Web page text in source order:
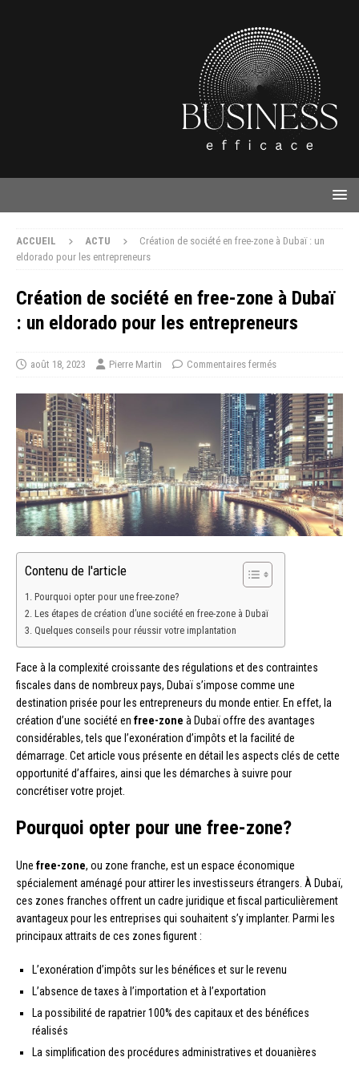
ACCUEIL ACTU
Création de société en free-zone à Dubaï : un
eldorado pour les entrepreneurs
Création de société en free-zone à Dubaï
: un eldorado pour les entrepreneurs
août 18, 2023 Pierre Martin Commentaires fermés
Contenu de l'article
Pourquoi opter pour une free-zone?
Les étapes de création d’une société en free-zone à Dubaï
Quelques conseils pour réussir votre implantation
Face à la complexité croissante des régulations et des contraintes
fiscales dans de nombreux pays, Dubaï s’impose comme une
destination prisée pour les entrepreneurs du monde entier. En effet, la
création d’une société en free-zone à Dubaï offre des avantages
considérables, tels que l’exonération d’impôts et la facilité de
démarrage. Cet article vous présente en détail les aspects clés de cette
opportunité d’affaires, ainsi que les démarches à suivre pour
concrétiser votre projet.
Pourquoi opter pour une free-zone?
Une free-zone, ou zone franche, est un espace économique
spécialement aménagé pour attirer les investisseurs étrangers. À Dubaï,
ces zones franches offrent un cadre juridique et fiscal particulièrement
avantageux pour les entreprises qui souhaitent s’y implanter. Parmi les
principaux attraits de ces zones figurent :
L’exonération d’impôts sur les bénéfices et sur le revenu
L’absence de taxes à l’importation et à l’exportation
La possibilité de rapatrier 100% des capitaux et des bénéfices
réalisés
La simplification des procédures administratives et douanières